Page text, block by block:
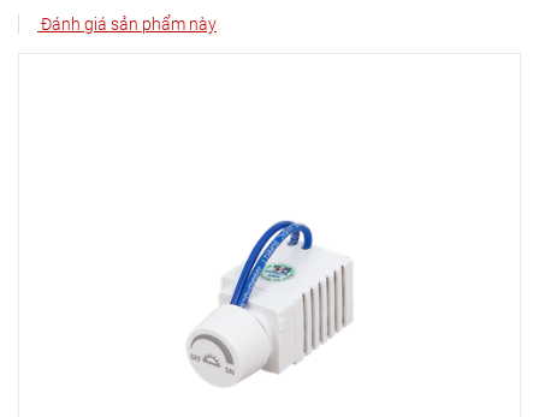
Đánh giá sản phẩm này